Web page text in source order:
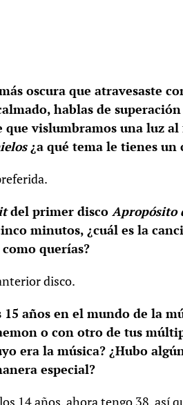
oscura que atravesaste
hablas de
que vislumbramos una luz
¿a qué tema le tienes un
del primer disco Apropósito
minutos, ¿cuál es la
querías?
disco.
15 años en el mundo de la
o con otro de tus
era la música? ¿Hubo
especial?